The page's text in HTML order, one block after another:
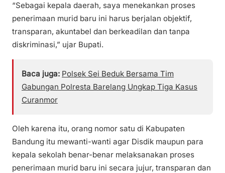
“Sebagai kepala daerah, saya menekankan proses
penerimaan murid baru ini harus berjalan objektif,
transparan, akuntabel dan berkeadilan dan tanpa
diskriminasi,” ujar Bupati.
Baca juga: Polsek Sei Beduk Bersama Tim
Gabungan Polresta Barelang Ungkap Tiga Kasus
Curanmor
Oleh karena itu, orang nomor satu di Kabupaten
Bandung itu mewanti-wanti agar Disdik maupun para
kepala sekolah benar-benar melaksanakan proses
penerimaan murid baru ini secara jujur, transparan dan